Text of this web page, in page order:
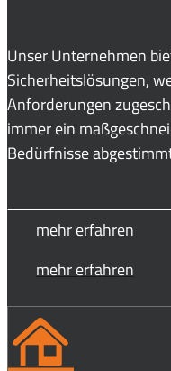
Unser Unternehmen
Sicherheitslösungen,
Anforderungen
immer ein
Bedürfnisse
mehr erfahren
mehr erfahren